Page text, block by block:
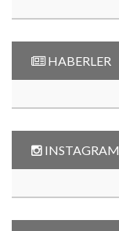
HABERLER
INSTAGRAM